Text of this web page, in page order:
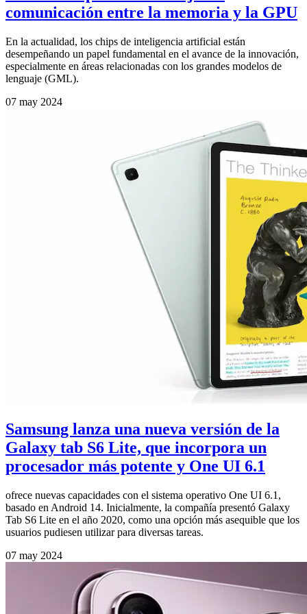
comunicación entre la memoria y la GPU
En la actualidad, los chips de inteligencia artificial están
desempeñando un papel fundamental en el avance de la innovación,
especialmente en áreas relacionadas con los grandes modelos de
lenguaje (GML).
07 may 2024
Samsung lanza una nueva versión de la
Galaxy tab S6 Lite, que incorpora un
procesador más potente y One UI 6.1
ofrece nuevas capacidades con el sistema operativo One UI 6.1,
basado en Android 14. Inicialmente, la compañía presentó Galaxy
Tab S6 Lite en el año 2020, como una opción más asequible que los
usuarios pudiesen utilizar para diversas tareas.
07 may 2024